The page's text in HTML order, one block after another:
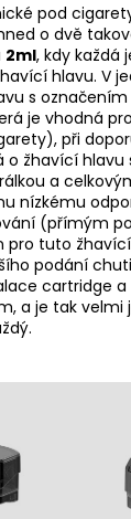
pod
o dvě
2ml, kdy každá
hlavu. V
s označením
je vhodná pro
při
o žhavící hlavu
a
nízkému
(přímým
pro tuto
podání
cartridge
a je tak velmi